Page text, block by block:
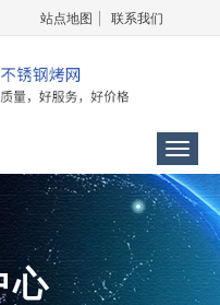
站点地图 联系我们
Menu
心